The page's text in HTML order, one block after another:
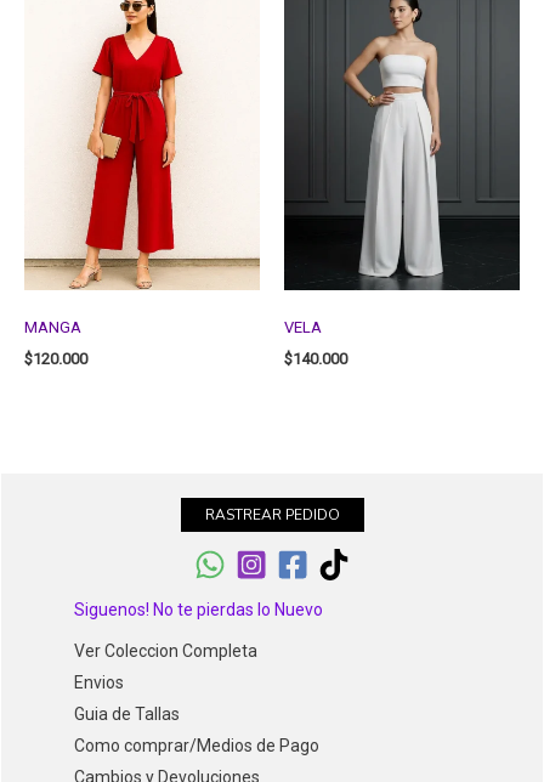
MANGA
$120.000
VELA
$140.000
RASTREAR PEDIDO
Siguenos! No te pierdas lo Nuevo
Ver Coleccion Completa
Envios
Guia de Tallas
Como comprar/Medios de Pago
Cambios y Devoluciones